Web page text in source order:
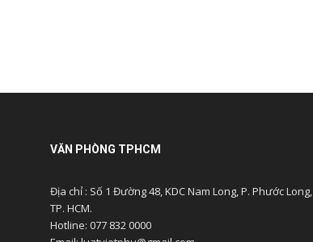
VĂN PHÒNG TPHCM
Địa chỉ : Số 1 Đường 48, KDC Nam Long, P. Phước Long,
TP. HCM.
Hotline: 077 832 0000